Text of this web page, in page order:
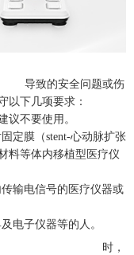
导致的安全问题或伤
以下几项要求：
不要使用。
定膜（stent-心动脉扩张
料等体内移植型医疗仪
输电信号的医疗仪器或
电子仪器等的人。
时，